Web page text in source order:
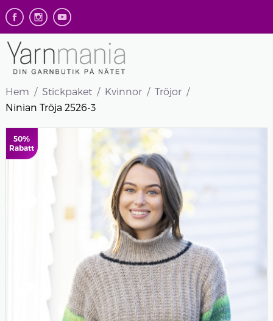
Hem Stickpaket Kvinnor
Tröjor
Ninian Tröja 2526-3
50%
Rabatt